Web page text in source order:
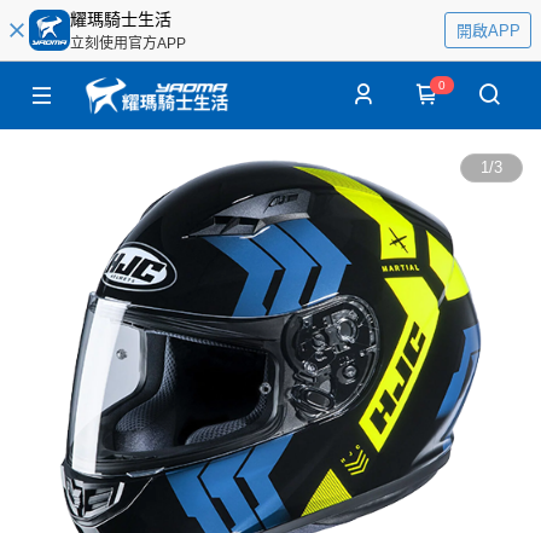
耀瑪騎士生活
立刻使用官方APP
開啟APP
0
1/3